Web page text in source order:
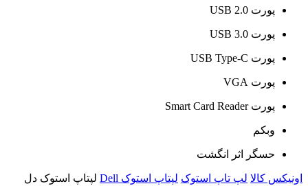
پورت USB 2.0
پورت USB 3.0
پورت USB Type-C
پورت VGA
پورت Smart Card Reader
وبکم
حسگر اثر انگشت
اونیکس کالا لپ تاپ استوک لپتاپ استوک Dell
لپتاپ استوک دل